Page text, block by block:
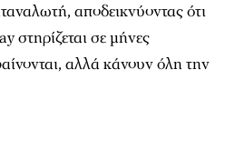
αποδεικνύοντας ότι
στηρίζεται σε μήνες
αλλά κάνουν όλη την